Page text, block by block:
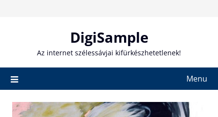
DigiSample
Az internet szélessávjai kifürkészhetetlenek!
Menu